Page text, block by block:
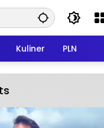
Kuliner PLN